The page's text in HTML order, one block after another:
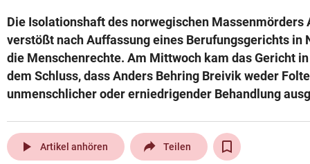
Die Isolationshaft des norwegischen Massenmörders
verstößt nach Auffassung eines Berufungsgerichts in
die Menschenrechte. Am Mittwoch kam das Gericht
dem Schluss, dass Anders Behring Breivik weder
unmenschlicher oder erniedrigender Behandlung
play_arrow Artikel anhören Teilen